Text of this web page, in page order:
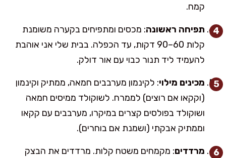
קמח.
תפיחה ראשונה: מכסים ומתפיחים בקערה משומנת
קלות 60–90 דקות, עד הכפלה. בבית שלי אני אוהבת
להעמיד ליד תנור כבוי עם אור דולק.
מכינים מילוי: לקינמון מערבבים חמאה, ממתיק וקינמון
(וקקאו אם רוצים) לממרח. לשוקולד ממיסים חמאה
ושוקולד בפולסים קצרים במיקרו, מערבבים עם קקאו
וממתיק אבקתי (ושמנת אם בוחרים).
מרדדים: מקמחים משטח קלות. מרדדים את הבצק